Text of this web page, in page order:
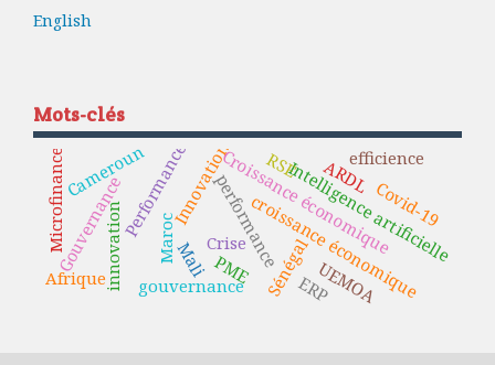
English
Mots-clés
Maroc performance
PMEcroissance économique
Performance
Mali
Innovation
innovation
Gouvernance Croissance économique
gouvernance
Intelligence artificielle
Sénégal
ARDL
UEMOA
RSE
Covid-19
Cameroun
Crise
Afrique
Microfinance
ERP
efficience